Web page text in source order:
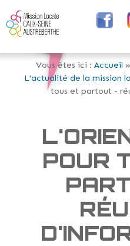
Vous êtes ici : Accueil »
L'actualité de la mission
tous et partout -
POUR